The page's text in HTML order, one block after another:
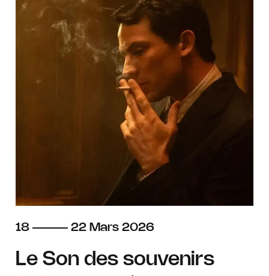
du
18 au
22 mars
Mars 2026
Le Son des souvenirs